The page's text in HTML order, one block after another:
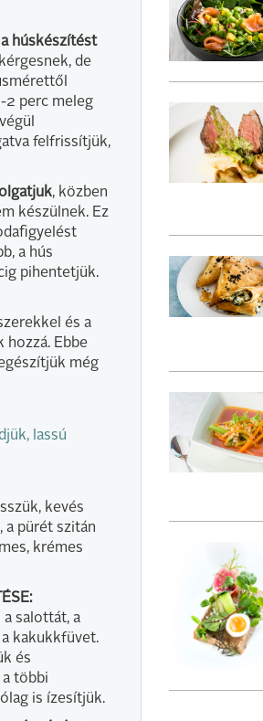
húskészítést
de
2 perc meleg
felfrissítjük,
, közben
készülnek. Ez
a hús
pihentetjük.
és a
hozzá. Ebbe
még
lassú
kevés
a pürét szitán
krémes
a salottát, a
kakukkfüvet.
és
többi
is ízesítjük.